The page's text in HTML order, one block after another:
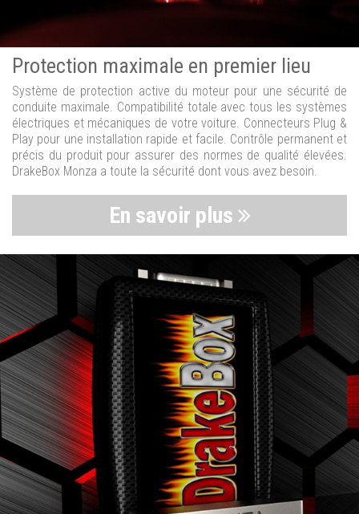
Protection maximale en premier lieu
Système de protection active du moteur pour une sécurité de
conduite maximale. Compatibilité totale avec tous les systèmes
électriques et mécaniques de votre voiture. Connecteurs Plug &
Play pour une installation rapide et facile. Contrôle permanent et
précis du produit pour assurer des normes de qualité élevées.
DrakeBox Monza a toute la sécurité dont vous avez besoin.
En savoir plus